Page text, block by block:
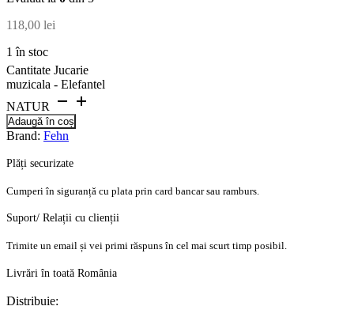
118,00 lei
1 în stoc
Cantitate Jucarie
muzicala - Elefantel
NATUR
Adaugă în coș
Brand: Fehn
Plăți securizate
Cumperi în siguranță cu plata prin card bancar sau ramburs.
Suport/ Relații cu clienții
Trimite un email și vei primi răspuns în cel mai scurt timp posibil.
Livrări în toată România
Distribuie: